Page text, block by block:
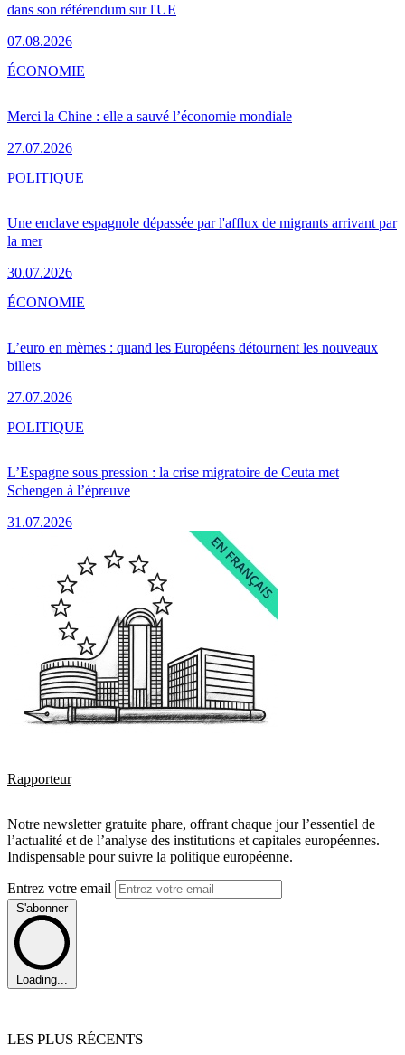
dans son référendum sur l'UE
07.08.2026
Merci la Chine : elle a sauvé l’économie mondiale
27.07.2026
ÉCONOMIE
Une enclave espagnole dépassée par l'afflux de migrants arrivant par
la mer
30.07.2026
POLITIQUE
L’euro en mèmes : quand les Européens détournent les nouveaux
billets
27.07.2026
ÉCONOMIE
L’Espagne sous pression : la crise migratoire de Ceuta met
Schengen à l’épreuve
31.07.2026
POLITIQUE
Rapporteur
Notre newsletter gratuite phare, offrant chaque jour l’essentiel de
l’actualité et de l’analyse des institutions et capitales européennes.
Indispensable pour suivre la politique européenne.
Entrez votre email
S'abonner
Loading...
LES PLUS RÉCENTS